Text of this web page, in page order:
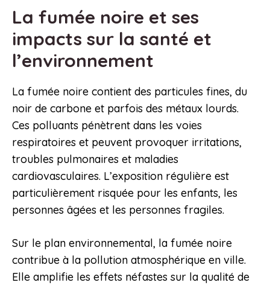
La fumée noire et ses
impacts sur la santé et
l’environnement
La fumée noire contient des particules fines, du
noir de carbone et parfois des métaux lourds.
Ces polluants pénètrent dans les voies
respiratoires et peuvent provoquer irritations,
troubles pulmonaires et maladies
cardiovasculaires. L’exposition régulière est
particulièrement risquée pour les enfants, les
personnes âgées et les personnes fragiles.
Sur le plan environnemental, la fumée noire
contribue à la pollution atmosphérique en ville.
Elle amplifie les effets néfastes sur la qualité de